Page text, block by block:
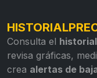
Consulta el
revisa gráficas,
crea alertas de